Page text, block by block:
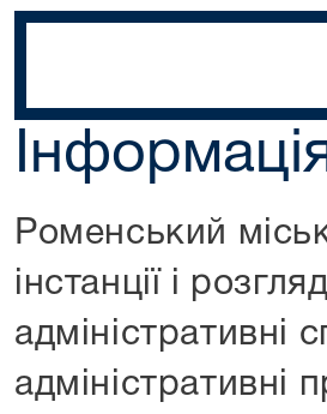
Роменський
інстанції і
адміністративні
адміністративні